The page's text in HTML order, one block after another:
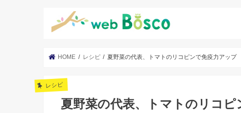
HOME レシピ 夏野菜の代表、トマトのリコピンで免疫力アップ
レシピ
夏野菜の代表、トマトのリコ